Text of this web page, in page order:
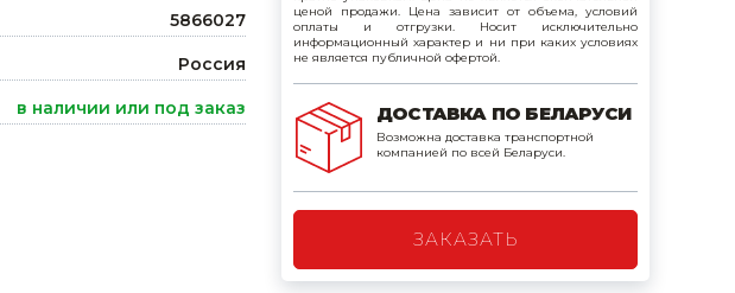
Ниппельные поилки для
Чашечные поилки
5866027
Россия
в наличии или под заказ
ценой продажи. Цена зависит от объема, условий
оплаты и отгрузки. Носит исключительно
информационный характер и ни при каких условиях
не является публичной офертой.
ДОСТАВКА ПО БЕЛАРУСИ
Возможна доставка транспортной
компанией по всей Беларуси.
ЗАКАЗАТЬ